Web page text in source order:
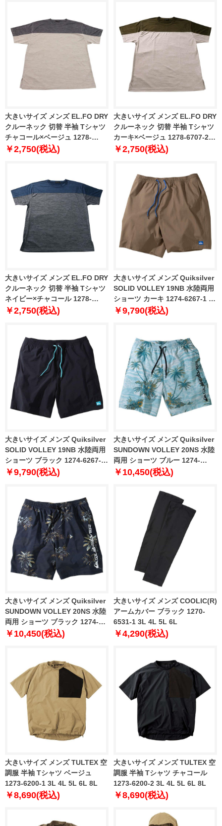
大きいサイズ メンズ EL.FO DRY
クルーネック 切替 半袖 Tシャツ
チャコール×ベージュ 1278-
6707-1 3L 4L 5L 6L 8L
￥2,750(税込)
大きいサイズ メンズ EL.FO DRY
クルーネック 切替 半袖 Tシャツ
カーキ×ベージュ 1278-6707-2
3L 4L 5L 6L 8L
￥2,750(税込)
大きいサイズ メンズ EL.FO DRY
クルーネック 切替 半袖 Tシャツ
ネイビー×チャコール 1278-
6707-3 3L 4L 5L 6L 8L
￥2,750(税込)
大きいサイズ メンズ Quiksilver
SOLID VOLLEY 19NB 水陸両用
ショーツ カーキ 1274-6267-1 3L
4L 5L 6L
￥9,790(税込)
大きいサイズ メンズ Quiksilver
SOLID VOLLEY 19NB 水陸両用
ショーツ ブラック 1274-6267-2
3L 4L 5L 6L
￥9,790(税込)
大きいサイズ メンズ Quiksilver
SUNDOWN VOLLEY 20NS 水陸
両用 ショーツ ブルー 1274-
6268-1 3L 4L 5L 6L
￥10,450(税込)
大きいサイズ メンズ Quiksilver
SUNDOWN VOLLEY 20NS 水陸
両用 ショーツ ブラック 1274-
6268-2 3L 4L 5L 6L
￥10,450(税込)
大きいサイズ メンズ COOLIC(R)
アームカバー ブラック 1270-
6531-1 3L 4L 5L 6L
￥4,290(税込)
大きいサイズ メンズ TULTEX 空
調服 半袖 Tシャツ ベージュ
1273-6200-1 3L 4L 5L 6L 8L
￥8,690(税込)
大きいサイズ メンズ TULTEX 空
調服 半袖 Tシャツ チャコール
1273-6200-2 3L 4L 5L 6L 8L
￥8,690(税込)